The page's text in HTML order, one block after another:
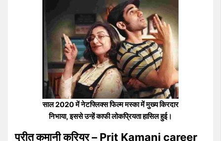
साल 2020 में नेटफ्लिक्स फिल्म मस्का में मुख्य किरदार
निभाया, इससे उन्हें काफी लोकप्रियता हासिल हुई।
प्रीत कमानी करियर – Prit Kamani career